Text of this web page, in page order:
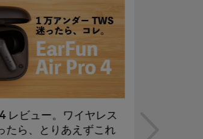
レビュー。ワイヤレス
たら、とりあえずこれ